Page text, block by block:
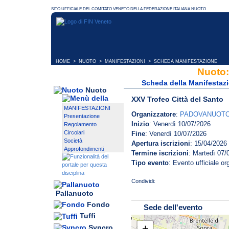
HOME > NUOTO > MANIFESTAZIONI > SCHEDA MANIFESTAZIONE
Nuoto
MANIFESTAZIONI
Presentazione
Regolamento
Circolari
Società
Approfondimenti
Pallanuoto
Fondo
Tuffi
Scheda della
XXV Trofeo Città del Santo
Organizzatore:
Inizio: Venerdì 10/07/2026
Fine: Venerdì 10/07/2026
Apertura iscrizioni: 15/04/2026
Termine iscrizioni: Martedì 07/
Tipo evento: Evento ufficiale
Sede dell'evento
PREMIAZIONI